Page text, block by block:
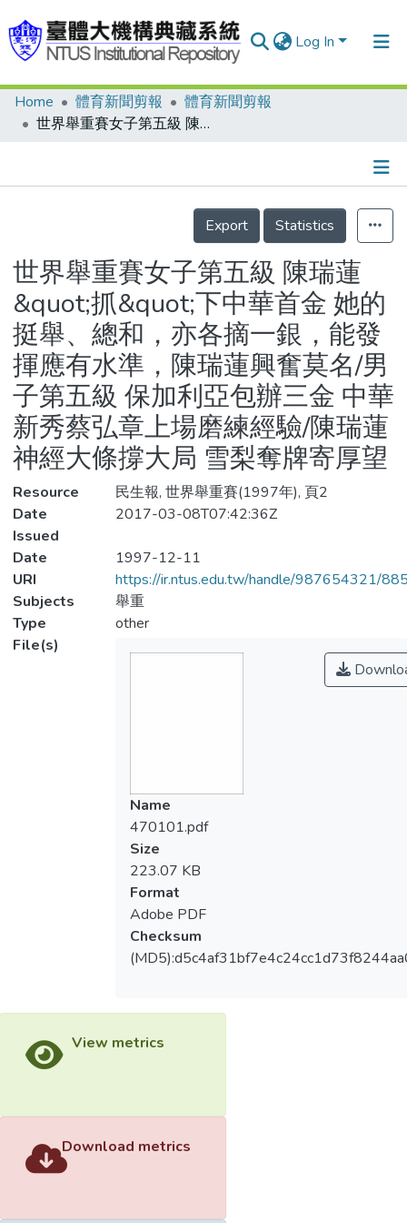
Log In
Communities & Collections
Statistics
Home 體育新聞剪報
體育新聞剪報
世界舉重賽女子第五級 陳瑞蓮&quot;抓&quot;下中華首金 她的挺舉、總和，亦各摘一銀，能發揮應有水準，陳瑞蓮興奮莫名/男子第五級 保加利亞包辦三金 中華新秀蔡弘章上場磨練經驗/陳瑞蓮 神經大條撐大局 雪梨奪牌寄厚望
Details
Export
Statistics
世界舉重賽女子第五級 陳瑞蓮
&quot;抓&quot;下中華首金 她的
挺舉、總和，亦各摘一銀，能發
揮應有水準，陳瑞蓮興奮莫名/男
子第五級 保加利亞包辦三金 中華
新秀蔡弘章上場磨練經驗/陳瑞蓮
神經大條撐大局 雪梨奪牌寄厚望
Resource
民生報, 世界舉重賽(1997年), 頁2
Date
Issued
2017-03-08T07:42:36Z
Date
1997-12-11
URI
https://ir.ntus.edu.tw/handle/987654321/
Subjects
舉重
Type
other
File(s)
Name
470101.pdf
Size
223.07 KB
Format
Adobe PDF
Checksum
View metrics
Download metrics